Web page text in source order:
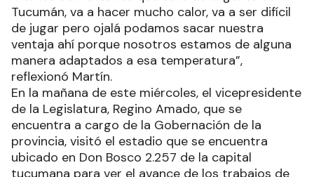
Tucumán, va a hacer mucho calor, va a ser difícil
de jugar pero ojalá podamos sacar nuestra
ventaja ahí porque nosotros estamos de alguna
manera adaptados a esa temperatura”,
reflexionó Martín.
En la mañana de este miércoles, el vicepresidente
de la Legislatura, Regino Amado, que se
encuentra a cargo de la Gobernación de la
provincia, visitó el estadio que se encuentra
ubicado en Don Bosco 2.257 de la capital
tucumana para ver el avance de los trabajos de